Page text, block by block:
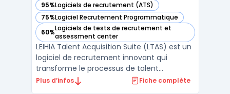
95%Logiciels de recrutement (ATS)
— voir Leihia Talent Acquisition Suite dans cette catégorie
75%Logiciel Recrutement Programmatique
— voir Leihia Talent Acquisition Suite dans cette catégorie
60%Logiciels de tests de recrutement et
assessment center
— voir Leihia Talent Acquisition Suite dans cette catégorie
LEIHIA Talent Acquisition Suite (LTAS) est un
logiciel de recrutement innovant qui
transforme le processus de talent
acquisition pour les entreprises. Conçu
Plus d’infos Fiche complète